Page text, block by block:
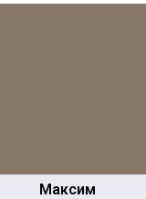
Максим